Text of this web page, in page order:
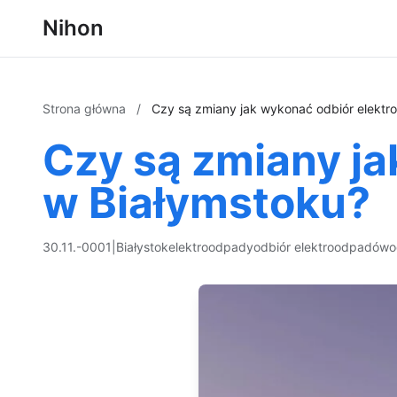
Nihon
Strona główna / Czy są zmiany jak wykonać odbiór
Czy są zmiany
w Białymstoku?
30.11.-0001 Białystokelektroodpadyodbiór elektroodpadów